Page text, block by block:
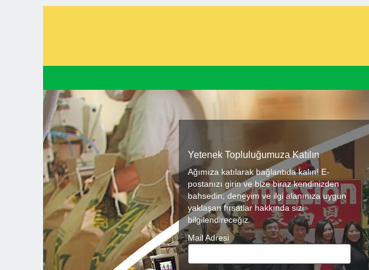
Yetenek Topluluğumuza Katılın
Ağımıza katılarak bağlantıda kalın! E-
postanızı girin ve bize biraz kendinizden
bahsedin; deneyim ve ilgi alanınıza uygun
yaklaşan fırsatlar hakkında sizi
bilgilendireceğiz.
Mail Adresi